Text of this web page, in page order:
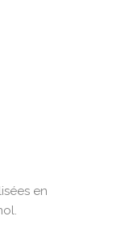
en